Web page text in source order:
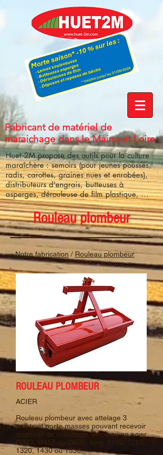
Fabricant de matériel de
maraichage dans le Maine et Loire
Huet 2M propose des outils pour la culture
maraîchère : semoirs (pour jeunes pousses,
radis, carottes, graines nues et enrobées),
distributeurs d'engrais, butteuses à
asperges, dérouleuse de film plastique, ...
Rouleau plombeur
Notre fabrication / Rouleau plombeur
ROULEAU PLOMBEUR
ACIER
Rouleau plombeur avec attelage 3
points et porte masses pouvant recevoir
dispositif de chauffage. Rouleau en acier
Ø323, Ø457 ou Ø600, long. 1150, 1265,
1320, 1430 ou 1530.